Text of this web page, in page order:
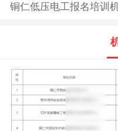
铜仁低压电工报名培训